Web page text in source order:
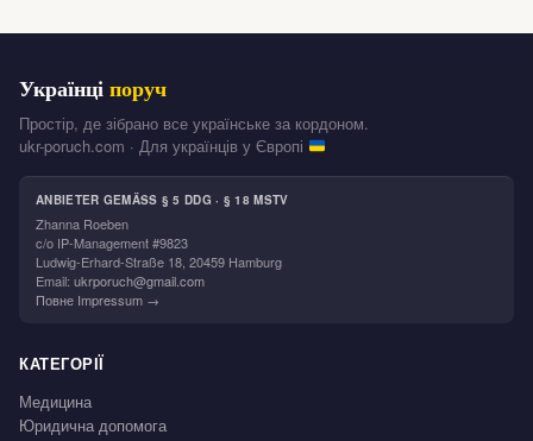
Українціпоруч
Простір, де зібрано все українське за кордоном.
ukr-poruch.com · Для українців у Європі
ANBIETER GEMÄSS § 5 DDG · § 18 MSTV
Zhanna Roeben
c/o IP-Management #9823
Ludwig-Erhard-Straße 18, 20459 Hamburg
Email: ukrporuch@gmail.com
Повне Impressum →
КАТЕГОРІЇ
Медицина
Юридична допомога